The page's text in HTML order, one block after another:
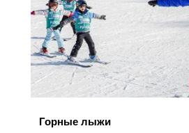
Горные лыжи